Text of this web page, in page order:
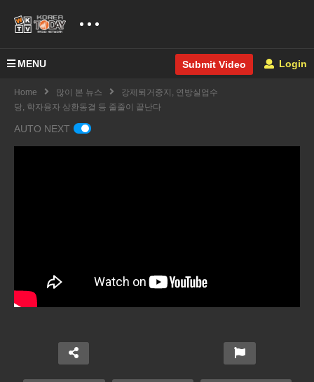
MENU Submit Video Login
Home 많이 본 뉴스
강제퇴거중지, 연방실업수
당, 학자융자 상환동결 등 줄줄이 끝난다
AUTO NEXT